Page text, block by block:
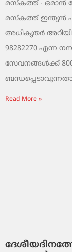
മസ്‌കത്ത് ∙ ഒമാൻ
മസ്‌കത്ത് ഇന്ത്യൻ
അധികൃതർ
98282270 എന്ന
സേവനങ്ങൾക്ക്
Read More »